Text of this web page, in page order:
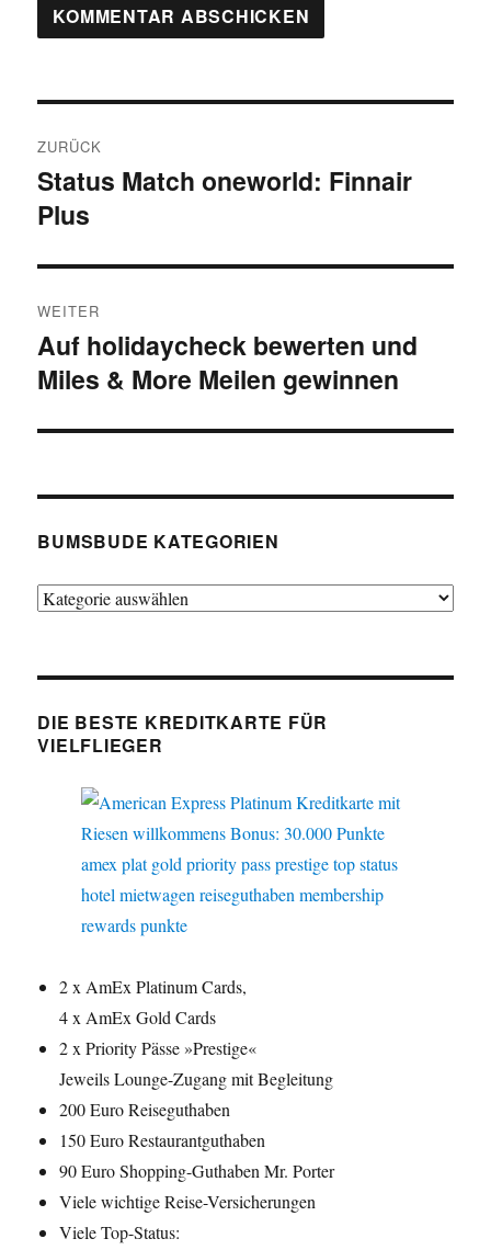
ZURÜCK
Vorheriger
Beitrag:
Status Match oneworld: Finnair
Plus
WEITER
Nächster
Beitrag:
Auf holidaycheck bewerten und
Miles & More Meilen gewinnen
BUMSBUDE KATEGORIEN
Bumsbude
DIE BESTE KREDITKARTE FÜR
VIELFLIEGER
2 x AmEx Platinum Cards,
4 x AmEx Gold Cards
2 x Priority Pässe »Prestige«
Jeweils Lounge-Zugang mit Begleitung
200 Euro Reiseguthaben
150 Euro Restaurantguthaben
90 Euro Shopping-Guthaben Mr. Porter
Viele wichtige Reise-Versicherungen
Viele Top-Status: